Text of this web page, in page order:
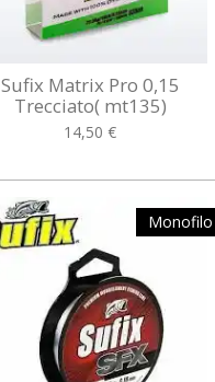
Sufix Matrix Pro 0,15
Trecciato( mt135)
14,50 €
Monofilo